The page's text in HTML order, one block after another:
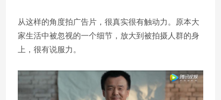
从这样的角度拍广告片，很真实很有触动力。原本大
家生活中被忽视的一个细节，放大到被拍摄人群的身
上，很有说服力。